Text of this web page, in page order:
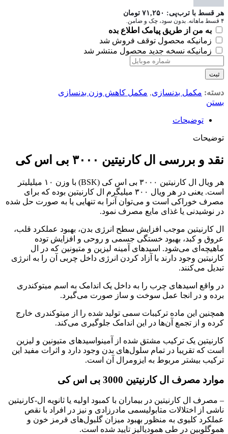
هر قسط با ترب‌پی: ۷۱,۲۵۰ تومان
۴ قسط ماهانه. بدون سود، چک و ضامن.
به من از طریق پیامک اطلاع بده
زمانیکه محصول توقف فروش شد
زمانیکه نسخه جدید محصول منتشر شد
ثبت
دسته: مکمل بدنسازی, مکمل کاهش وزن بدنسازی
بستن
توضیحات
توضیحات
نقد و بررسی ال کارنیتین ۳۰۰۰ بی اس کی
هر ویال ال کارنیتین ۳۰۰۰ بی اس کی (BSK) با وزن ۱۰ میلی‎لیتر
است. یعنی در هر ویال ۳۰۰ میلی‎گرم ال کارنیتین بوده که برای
مصرف خوراکی است و می‌توان آنرا به تنهایی یا به صورت حل شده
در نوشیدنی یا غذای مایع مصرف نمود.
ال کارنیتین موجب افزایش سطح انرژی بدن، بهبود عملکرد قلب،
عروق و کبد، بهبود خستگی جسمی و روحی و افزایش توده
ماهیچه‌ای می‌شود. اسیدهای آمینه لیزین و متیونین که در ال
کارنیتین وجود دارند با آزاد کردن انرژی داخل چربی آن را به انرژی
تبدیل می‌کنند.
در واقع اسیدهای چرب را به داخل یک اندامک به اسم میتوکندری
برده و در انجا عمل سوخت و ساز صورت می‌گیرد.
همچنین این ماده ترکیبات سمی تولید شده را از میتوکندری خارج
کرده و از تجمع آن‌ها در این اندامک جلوگیری می‌کند.
کارنیتین یک ترکیب مشتق شده از آمینواسیدهای متیونین و لیزین
است که تقریبا در تمام سلول‌های بدن وجود دارد و اثرات مفید این
ترکیب بیشتر مربوط به ایزومرال آن است.
موارد مصرف ال کارنیتین 3000 بی اس کی
– مصرف ال کارنیتین در بیماران با کمبود اولیه یا ثانویه ال-کارنیتین
ناشی از اختلالات متابولیسمی مادرزادی و نیز در افراد با نقص
عملکرد کلیوی به منظور بهبود میزان گلبول‌های قرمز خون و
هموگلوبین در طی همودیالیز تایید شده است.